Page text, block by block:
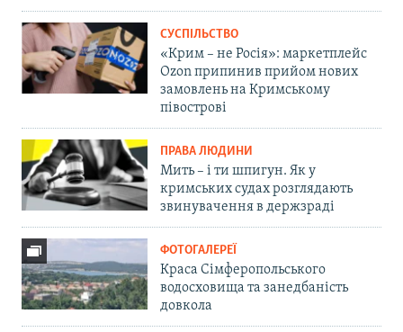
СУСПІЛЬСТВО
«Крим – не Росія»: маркетплейс
Ozon припинив прийом нових
замовлень на Кримському
півострові
ПРАВА ЛЮДИНИ
Мить – і ти шпигун. Як у
кримських судах розглядають
звинувачення в держзраді
ФОТОГАЛЕРЕЇ
Краса Сімферопольського
водосховища та занедбаність
довкола